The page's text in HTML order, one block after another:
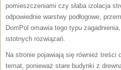
pomieszczeniami czy słaba izolacja
odpowiednie warstwy podłogowe,
DomPol omawia tego typu
istotnych rozwiązań.
Na stronie pojawiają się również
temat, ponieważ stare budynki z